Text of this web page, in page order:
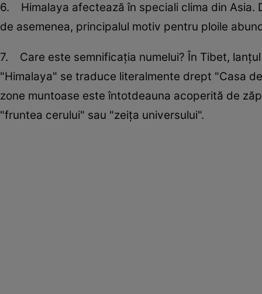
6. Himalaya afectează în speciali clima din Asia.
de asemenea, principalul motiv pentru ploile
7. Care este semnificaţia numelui? În Tibet,
"Himalaya" se traduce literalmente drept "Casa
zone muntoase este întotdeauna acoperită de
"fruntea cerului" sau "zeiţa universului".